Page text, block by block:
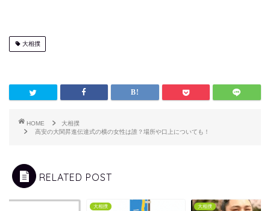
大相撲
HOME
大相撲
高安の大関昇進伝達式の横の女性は誰？場所や口上についても！
RELATED POST
大相撲 大相撲